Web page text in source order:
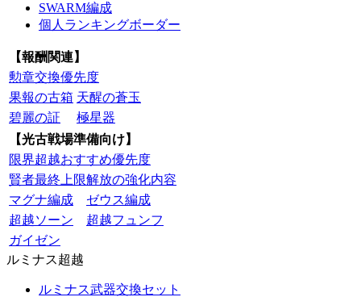
SWARM編成
個人ランキングボーダー
【報酬関連】
勲章交換優先度
果報の古箱 天醒の蒼玉
碧麗の証
極星器
【光古戦場準備向け】
限界超越おすすめ優先度
賢者最終上限解放の強化内容
マグナ編成
ゼウス編成
超越ソーン
超越フュンフ
ガイゼン
ルミナス超越
ルミナス武器交換セット